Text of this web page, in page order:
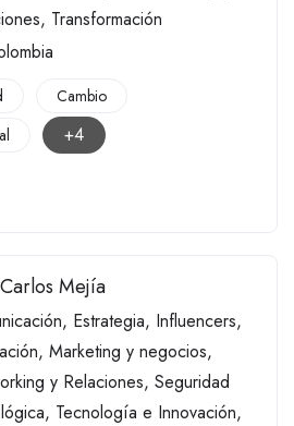
, Transformación
Cambio
+4
Mejía
, Estrategia, Influencers,
, Marketing y negocios,
y Relaciones, Seguridad
, Tecnología e Innovación,